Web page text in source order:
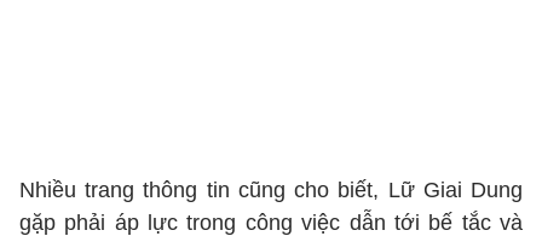
Nhiều trang thông tin cũng cho biết, Lữ Giai Dung
gặp phải áp lực trong công việc dẫn tới bế tắc và